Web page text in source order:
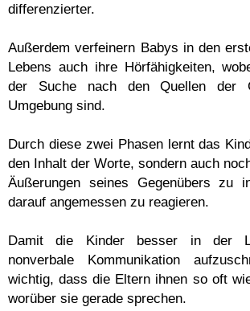
differenzierter.
Außerdem verfeinern Babys in den
Lebens auch ihre Hörfähigkeiten,
der Suche nach den Quellen der
Umgebung sind.
Durch diese zwei Phasen lernt das
den Inhalt der Worte, sondern auch
Äußerungen seines Gegenübers zu
darauf angemessen zu reagieren.
Damit die Kinder besser in der
nonverbale Kommunikation
wichtig, dass die Eltern ihnen so oft
worüber sie gerade sprechen.